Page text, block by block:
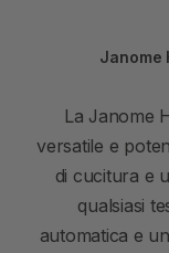
Janome
La Janome
versatile e
di cucitura e
qualsiasi
automatica e